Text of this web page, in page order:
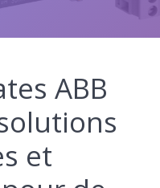
ABB
et